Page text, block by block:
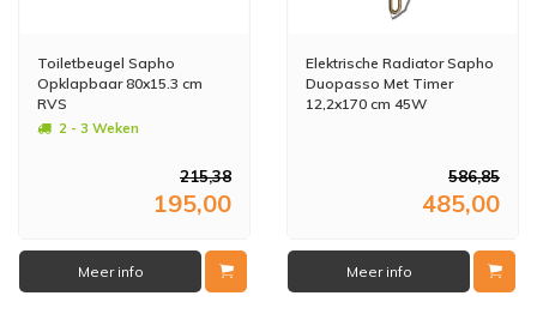
Toiletbeugel Sapho
Opklapbaar 80x15.3 cm
RVS
2 - 3 Weken
215,38
195,00
Meer info
Elektrische Radiator Sapho
Duopasso Met Timer
12,2x170 cm 45W
586,85
485,00
Meer info